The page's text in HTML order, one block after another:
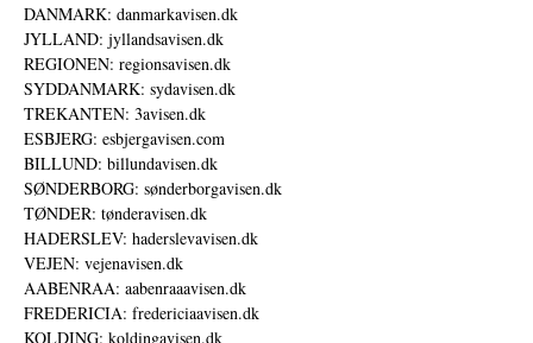
DANMARK: danmarkavisen.dk
JYLLAND: jyllandsavisen.dk
REGIONEN: regionsavisen.dk
SYDDANMARK: sydavisen.dk
TREKANTEN: 3avisen.dk
ESBJERG: esbjergavisen.com
BILLUND: billundavisen.dk
SØNDERBORG: sønderborgavisen.dk
TØNDER: tønderavisen.dk
HADERSLEV: haderslevavisen.dk
VEJEN: vejenavisen.dk
AABENRAA: aabenraaavisen.dk
FREDERICIA: fredericiaavisen.dk
KOLDING: koldingavisen.dk